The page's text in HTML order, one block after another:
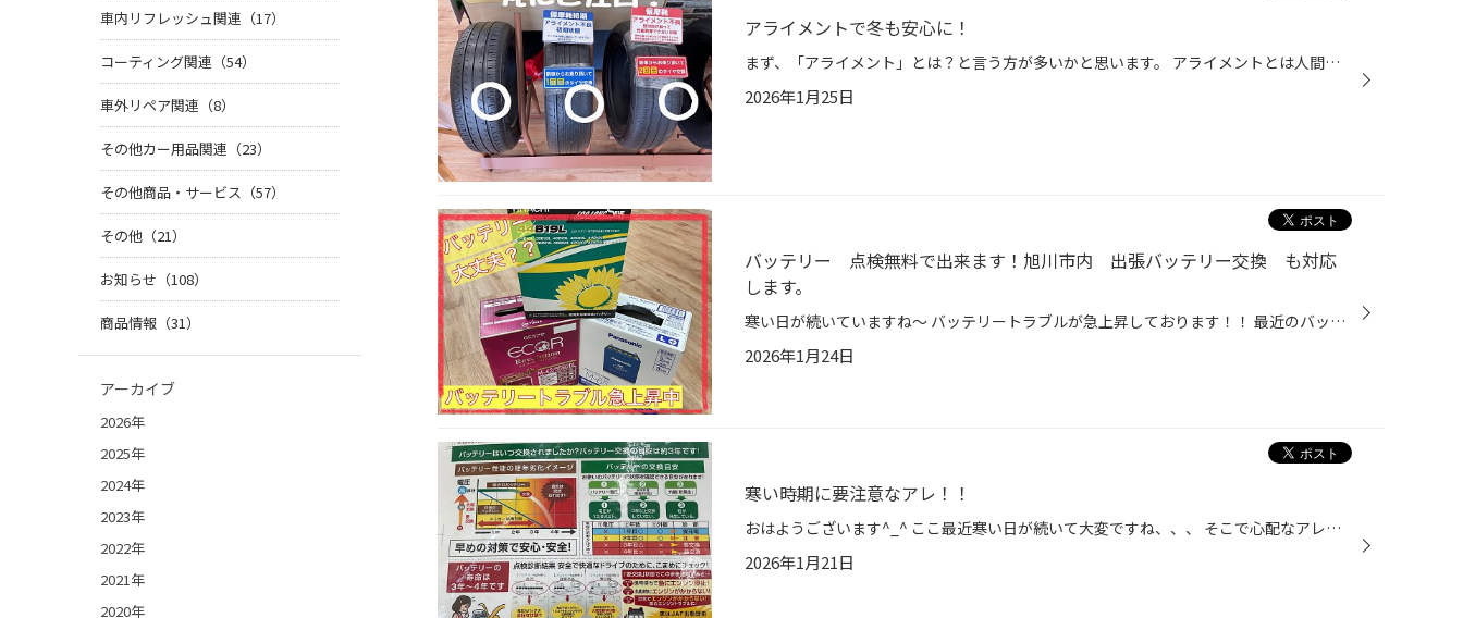
アライメントで冬も安心に！
まず、「アライメント」とは？と言う方が多いかと思います。 アライメントとは人間で言う骨盤調整に近いものになります！ 骨盤がズレていると体の節々が痛かったりまっすぐ立てなかったりだと思います。 また、靴でいうとかかとの外側、内側だけ早く減ってしまうなども分かりやすい例かと思います。...
2026年1月25日
バッテリー 点検無料で出来ます！旭川市内 出張バッテリー交換 も対応
します。
寒い日が続いていますね～ バッテリートラブルが急上昇しております！！ 最近のバッテリーは前置き無く上がってしまうのが特徴です！！ 朝は元気だったお車が突然動かない(-_-;) 実はバッテリーがギリギリな状態になっている事があります。 最近バッテリー点検した事がない。 そもそも交換をいつし...
2026年1月24日
寒い時期に要注意なアレ！！
おはようございます^_^ ここ最近寒い日が続いて大変ですね、、、 そこで心配なアレとは『バッテリー』です！ どのお車にも必ずついているバッテリーですが、長く使っているとバッテリー上がりを起こしてしまうリスクがとても高くなってしまいます。 いざ出勤しようとした時やお子様の送迎などお車を...
2026年1月21日
車内リフレッシュ関連（17）
コーティング関連（54）
車外リペア関連（8）
その他カー用品関連（23）
その他商品・サービス（57）
その他（21）
お知らせ（108）
商品情報（31）
アーカイブ
2026年
2025年
2024年
2023年
2022年
2021年
2020年